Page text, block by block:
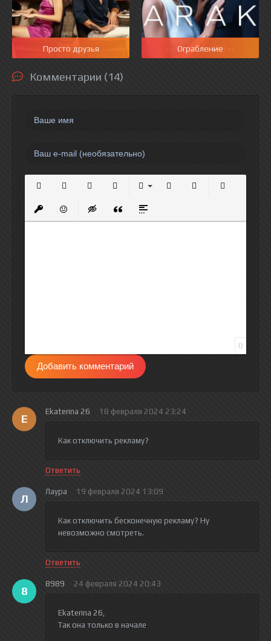
Просто друзья Ограбление
Комментарии (14)
Вставить защищенную ссылку
Вставить смайлик
Вставка скрытого текста
Вставка цитаты
Вставка спойлера
0
Добавить комментарий
E
Ekaterina 26 18 февраля 2024 23:24
Как отключить рекламу?
Ответить
Л
Лаура 19 февраля 2024 13:09
Как отключить бесконечную рекламу? Ну
невозможно смотреть.
Ответить
8
8989 24 февраля 2024 20:43
Ekaterina 26,
Так она только в начале